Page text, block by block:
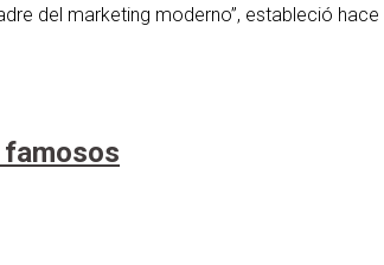
del marketing moderno”, estableció
famosos